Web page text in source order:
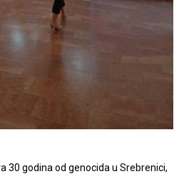
30 godina od genocida u Srebrenici,